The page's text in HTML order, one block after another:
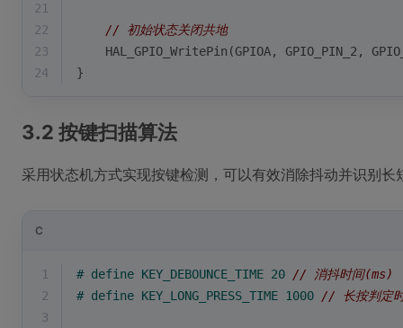
21
22
// 初始状态关闭共地
23
HAL_GPIO_WritePin(GPIOA, GPIO_PIN_2,
24
}
3.2 按键扫描算法
采用状态机方式实现按键检测，可以有效消除抖动并识别长
C
1 # define KEY_DEBOUNCE_TIME 20 // 消抖时间(ms)
2
# define KEY_LONG_PRESS_TIME 1000 // 长按判定
3